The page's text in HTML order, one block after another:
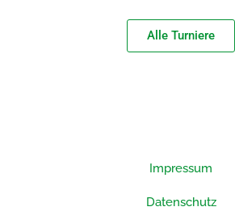
Alle Turniere
Impressum
Datenschutz